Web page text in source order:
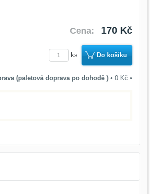
Cena: 170 Kč
ks Do košíku
(paletová doprava po dohodě ) • 0 Kč •